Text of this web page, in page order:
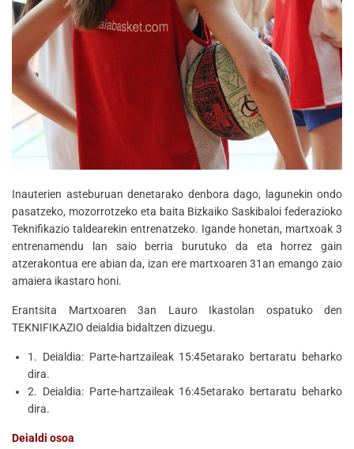
Inauterien asteburuan denetarako denbora dago, lagunekin ondo
pasatzeko, mozorrotzeko eta baita Bizkaiko Saskibaloi federazioko
Teknifikazio taldearekin entrenatzeko. Igande honetan, martxoak 3
entrenamendu lan saio berria burutuko da eta horrez gain
atzerakontua ere abian da, izan ere martxoaren 31an emango zaio
amaiera ikastaro honi.
Erantsita Martxoaren 3an Lauro Ikastolan ospatuko den
TEKNIFIKAZIO deialdia bidaltzen dizuegu.
1. Deialdia: Parte-hartzaileak 15:45etarako bertaratu beharko
dira.
2. Deialdia: Parte-hartzaileak 16:45etarako bertaratu beharko
dira.
Deialdi osoa